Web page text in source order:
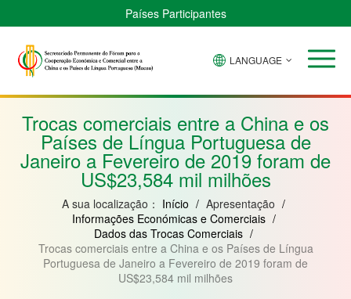
Países Participantes
Verde
Bissau
Guiné
Moçambique
LANGUAGE
Trocas comerciais entre a China e os
Países de Língua Portuguesa de
Janeiro a Fevereiro de 2019 foram de
US$23,584 mil milhões
A sua localização： Início / Apresentação /
Informações Económicas e Comerciais /
Dados das Trocas Comerciais /
Trocas comerciais entre a China e os Países de Língua
Portuguesa de Janeiro a Fevereiro de 2019 foram de
US$23,584 mil milhões